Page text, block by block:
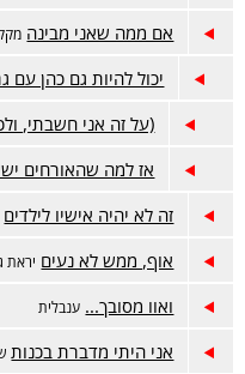
אם ממה שאני מבינה
יכול להיות גם כהן עם
(על זה אני חשבתי,
אז למה שהאורחים
זה לא יהיה אישיו לילדים
אוף, ממש לא נעים יראת
ואוו מסובך... ענבלית
אני היתי מדברת בכנות